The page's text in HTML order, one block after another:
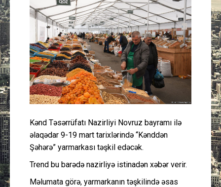
Mədəniyyət
Müsahibə
İdman
Layihə
Gündəm
Cəmiyyət
Kənd Təsərrüfatı Nazirliyi Novruz bayramı ilə
əlaqədar 9-19 mart tarixlərində “Kənddən
Şəhərə” yarmarkası təşkil edəcək.
Trend bu barədə nazirliyə istinadən xəbər verir.
Məlumata görə, yarmarkanın təşkilində əsas